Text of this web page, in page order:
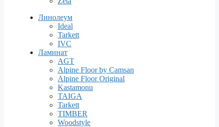
Линолеум
Ideal
Tarkett
IVC
Ламинат
AGT
Alpine Floor by Camsan
Alpine Floor Original
Kastamonu
TAIGA
Tarkett
TIMBER
Woodstyle